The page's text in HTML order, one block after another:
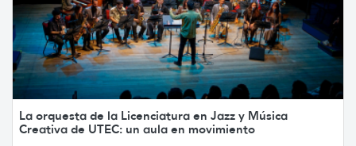
La orquesta de la Licenciatura en Jazz y Música
Creativa de UTEC: un aula en movimiento